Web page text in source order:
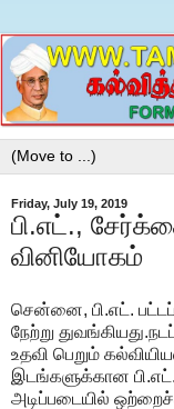
Friday, July 19, 2019
பி.எட்.,
வினியோகம்
சென்னை, பி.எட்.
நேற்று
உதவி பெறும்
இடங்களுக்கான
அடிப்படையில்